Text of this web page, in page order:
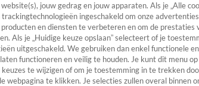
jouw gedrag en jouw apparaten. Als je „Alle
ingeschakeld om onze
en diensten te verbeteren en om de prestaties
Als je „Huidige keuze opslaan” selecteert of je
uitgeschakeld. We gebruiken dan enkel functionele
functioneren en veilig te houden. Je kunt dit menu
te wijzigen of om je toestemming in te trekken
webpagina te klikken. Je selecties zullen overal binnen